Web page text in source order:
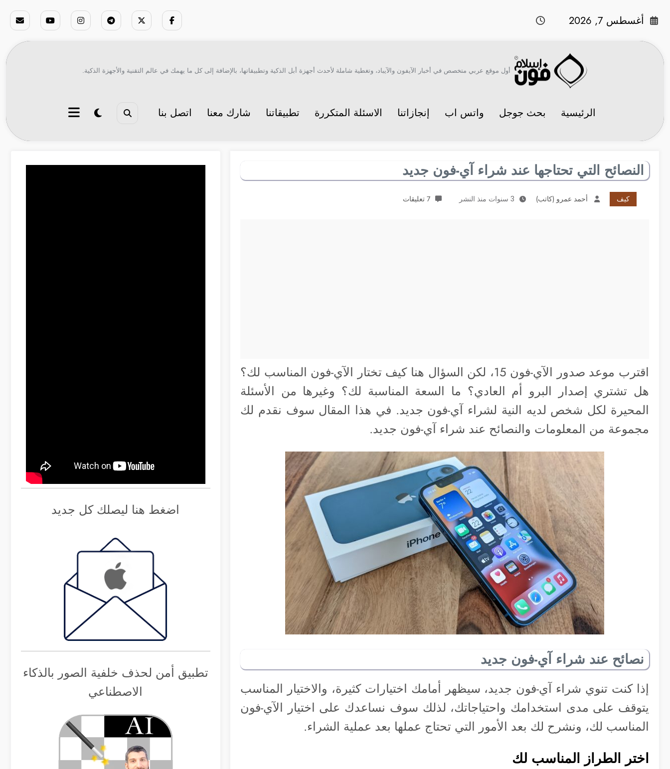
أغسطس 7, 2026
أول موقع عربي متخصص في أخبار الآيفون والآيباد، وتغطية شاملة لأحدث أجهزة أبل الذكية وتطبيقاتها، بالإضافة إلى كل ما يهمك في عالم التقنية والأجهزة الذكية.
الرئيسية بحث جوجل واتس اب إنجازاتنا الاسئلة المتكررة تطبيقاتنا شارك معنا اتصل بنا
النصائح التي تحتاجها عند شراء آي-فون جديد
كيف أحمد عمرو (كاتب) 3 سنوات منذ النشر 7 تعليقات
اقترب موعد صدور الآي-فون 15، لكن السؤال هنا كيف تختار الآي-فون المناسب لك؟
هل تشتري إصدار البرو أم العادي؟ ما السعة المناسبة لك؟ وغيرها من الأسئلة
المحيرة لكل شخص لديه النية لشراء آي-فون جديد. في هذا المقال سوف نقدم لك
مجموعة من المعلومات والنصائح عند شراء آي-فون جديد.
نصائح عند شراء آي-فون جديد
إذا كنت تنوي شراء آي-فون جديد، سيظهر أمامك اختيارات كثيرة، والاختيار المناسب
يتوقف على مدى استخدامك واحتياجاتك، لذلك سوف نساعدك على اختيار الآي-فون
المناسب لك، ونشرح لك بعد الأمور التي تحتاج عملها بعد عملية الشراء.
اختر الطراز المناسب لك
اضغط هنا ليصلك كل جديد
تطبيق أمن لحذف خلفية الصور بالذكاء
الاصطناعي